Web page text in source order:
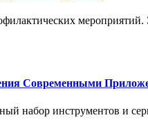
Современными
набор инструментов и